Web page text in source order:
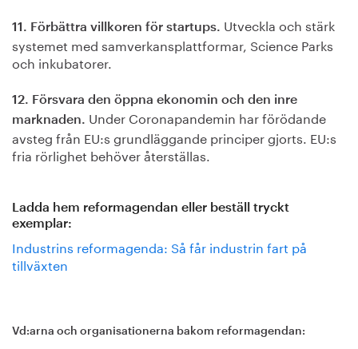
11. Förbättra villkoren för startups. Utveckla och stärk
systemet med samverkansplattformar, Science Parks
och inkubatorer.
12. Försvara den öppna ekonomin och den inre
marknaden. Under Coronapandemin har förödande
avsteg från EU:s grundläggande principer gjorts. EU:s
fria rörlighet behöver återställas.
Ladda hem reformagendan eller beställ tryckt
exemplar:
Industrins reformagenda: Så får industrin fart på
tillväxten
Vd:arna och organisationerna bakom reformagendan: